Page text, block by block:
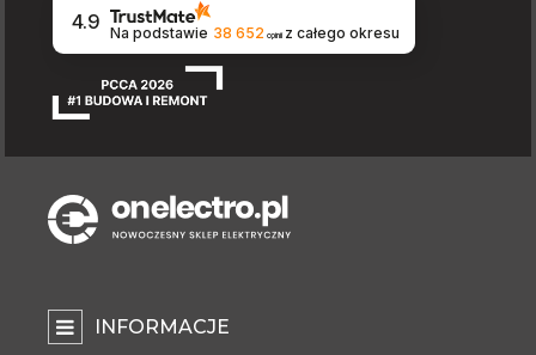
4.9 Na podstawie 38 652 opinii z całego okresu
INFORMACJE